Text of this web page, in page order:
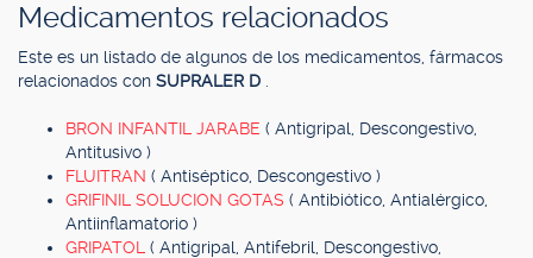
Medicamentos relacionados
Este es un listado de algunos de los medicamentos, fármacos
relacionados con SUPRALER D
BRON INFANTIL JARABE ( Antigripal, Descongestivo,
Antitusivo )
FLUITRAN ( Antiséptico, Descongestivo )
GRIFINIL SOLUCION GOTAS ( Antibiótico, Antialérgico,
Antiinflamatorio )
GRIPATOL ( Antigripal, Antifebril, Descongestivo,